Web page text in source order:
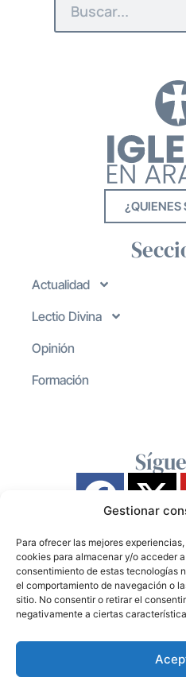
Gestionar
Para ofrecer las mejores
cookies para almacenar y/o acceder
consentimiento de estas tecnologías
el comportamiento de navegación o
sitio. No consentir o retirar el
negativamente a ciertas
¿QUIENES
Actualidad
Lectio Divina
Opinión
Formación